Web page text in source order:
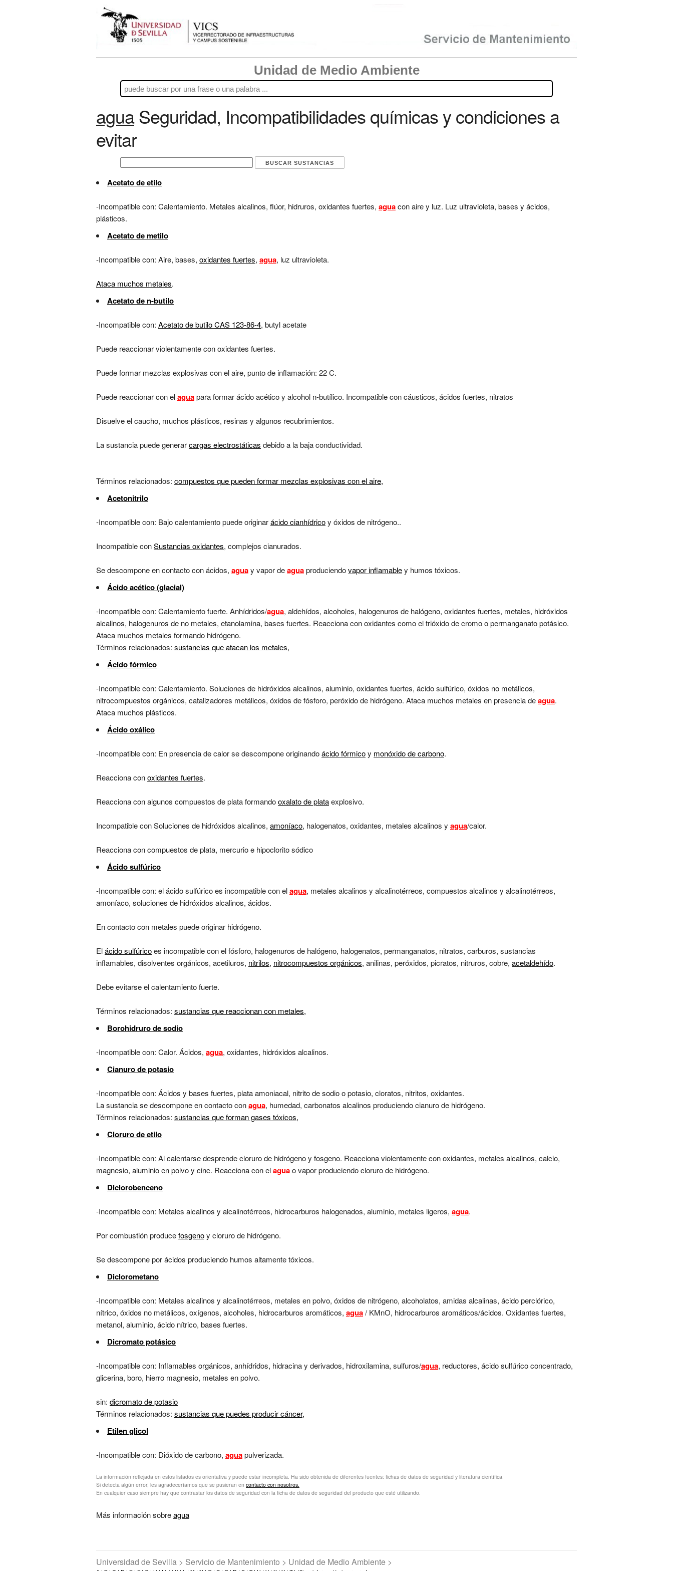
Unidad de Medio Ambiente
aguaSeguridad, Incompatibilidades químicas y condiciones a
evitar
Acetato de etilo
-Incompatible con: Calentamiento. Metales alcalinos, flúor, hidruros, oxidantes fuertes, aguacon aire y luz. Luz ultravioleta, bases y ácidos,
plásticos.
Acetato de metilo
-Incompatible con: Aire, bases, oxidantes fuertes, agua, luz ultravioleta.
Ataca muchos metales.
Acetato de n-butilo
-Incompatible con: Acetato de butilo CAS 123-86-4, butyl acetate
Puede reaccionar violentamente con oxidantes fuertes.
Puede formar mezclas explosivas con el aire, punto de inflamación: 22 C.
Puede reaccionar con elaguapara formar ácido acético y alcohol n-butílico. Incompatible con cáusticos, ácidos fuertes, nitratos
Disuelve el caucho, muchos plásticos, resinas y algunos recubrimientos.
La sustancia puede generarcargas electrostáticas debido a la baja conductividad.
Términos relacionados: compuestos que pueden formar mezclas explosivas con el aire,
Acetonitrilo
-Incompatible con: Bajo calentamiento puede originarácido cianhídricoy óxidos de nitrógeno..
Incompatible conSustancias oxidantes, complejos cianurados.
Se descompone en contacto con ácidos, aguay vapor deaguaproduciendovapor inflamabley humos tóxicos.
Ácido acético (glacial)
-Incompatible con: Calentamiento fuerte. Anhídridos/agua, aldehídos, alcoholes, halogenuros de halógeno, oxidantes fuertes, metales, hidróxidos
alcalinos, halogenuros de no metales, etanolamina, bases fuertes. Reacciona con oxidantes como el trióxido de cromo o permanganato potásico.
Ataca muchos metales formando hidrógeno.
Términos relacionados: sustancias que atacan los metales,
Ácido fórmico
-Incompatible con: Calentamiento. Soluciones de hidróxidos alcalinos, aluminio, oxidantes fuertes, ácido sulfúrico, óxidos no metálicos,
nitrocompuestos orgánicos, catalizadores metálicos, óxidos de fósforo, peróxido de hidrógeno. Ataca muchos metales en presencia deagua.
Ataca muchos plásticos.
Ácido oxálico
-Incompatible con: En presencia de calor se descompone originandoácido fórmicoy monóxido de carbono.
Reacciona conoxidantes fuertes.
Reacciona con algunos compuestos de plata formandooxalato de plataexplosivo.
Incompatible con Soluciones de hidróxidos alcalinos, amoníaco, halogenatos, oxidantes, metales alcalinos y agua/calor.
Reacciona con compuestos de plata, mercurio e hipoclorito sódico
Ácido sulfúrico
-Incompatible con: el ácido sulfúrico es incompatible con elagua, metales alcalinos y alcalinotérreos, compuestos alcalinos y alcalinotérreos,
amoníaco, soluciones de hidróxidos alcalinos, ácidos.
En contacto con metales puede originar hidrógeno.
Elácido sulfúricoes incompatible con el fósforo, halogenuros de halógeno, halogenatos, permanganatos, nitratos, carburos, sustancias
inflamables, disolventes orgánicos, acetiluros, nitrilos, nitrocompuestos orgánicos, anilinas, peróxidos, picratos, nitruros, cobre, acetaldehído.
Debe evitarse el calentamiento fuerte.
Términos relacionados: sustancias que reaccionan con metales,
Borohidruro de sodio
-Incompatible con: Calor. Ácidos, agua, oxidantes, hidróxidos alcalinos.
Cianuro de potasio
-Incompatible con: Ácidos y bases fuertes, plata amoniacal, nitrito de sodio o potasio, cloratos, nitritos, oxidantes.
La sustancia se descompone en contacto conagua, humedad, carbonatos alcalinos produciendo cianuro de hidrógeno.
Términos relacionados: sustancias que forman gases tóxicos,
Cloruro de etilo
-Incompatible con: Al calentarse desprende cloruro de hidrógeno y fosgeno. Reacciona violentamente con oxidantes, metales alcalinos, calcio,
magnesio, aluminio en polvo y cinc. Reacciona con elaguao vapor produciendo cloruro de hidrógeno.
Diclorobenceno
-Incompatible con: Metales alcalinos y alcalinotérreos, hidrocarburos halogenados, aluminio, metales ligeros, agua.
Por combustión producefosgenoy cloruro de hidrógeno.
Se descompone por ácidos produciendo humos altamente tóxicos.
Diclorometano
-Incompatible con: Metales alcalinos y alcalinotérreos, metales en polvo, óxidos de nitrógeno, alcoholatos, amidas alcalinas, ácido perclórico,
nítrico, óxidos no metálicos, oxígenos, alcoholes, hidrocarburos aromáticos, agua/ KMnO, hidrocarburos aromáticos/ácidos. Oxidantes fuertes,
metanol, aluminio, ácido nítrico, bases fuertes.
Dicromato potásico
-Incompatible con: Inflamables orgánicos, anhídridos, hidracina y derivados, hidroxilamina, sulfuros/agua, reductores, ácido sulfúrico concentrado,
glicerina, boro, hierro magnesio, metales en polvo.
sin: dicromato de potasio
Términos relacionados: sustancias que puedes producir cáncer,
Etilen glicol
-Incompatible con: Dióxido de carbono, aguapulverizada.
La información reflejada en estos listados es orientativa y puede estar incompleta. Ha sido obtenida de diferentes fuentes: fichas de datos de seguridad y literatura científica.
Si detecta algún error, les agradeceríamos que se pusieran en contacto con nosotros.
En cualquier caso siempre hay que contrastar los datos de seguridad con la ficha de datos de seguridad del producto que esté utilizando.
Más información sobreagua
Universidad de Sevilla > Servicio de Mantenimiento > Unidad de Medio Ambiente >